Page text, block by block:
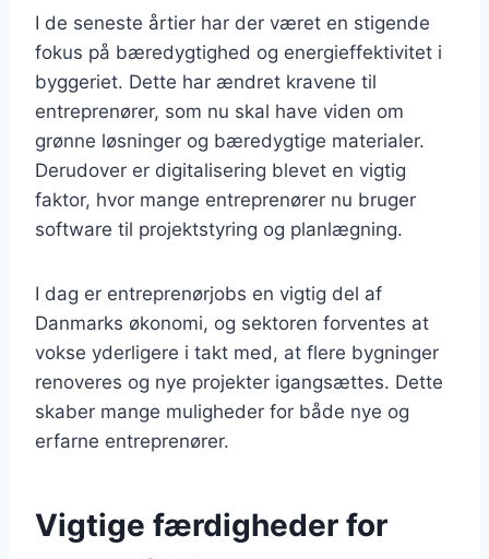
I de seneste årtier har der været en stigende
fokus på bæredygtighed og energieffektivitet i
byggeriet. Dette har ændret kravene til
entreprenører, som nu skal have viden om
grønne løsninger og bæredygtige materialer.
Derudover er digitalisering blevet en vigtig
faktor, hvor mange entreprenører nu bruger
software til projektstyring og planlægning.
I dag er entreprenørjobs en vigtig del af
Danmarks økonomi, og sektoren forventes at
vokse yderligere i takt med, at flere bygninger
renoveres og nye projekter igangsættes. Dette
skaber mange muligheder for både nye og
erfarne entreprenører.
Vigtige færdigheder for